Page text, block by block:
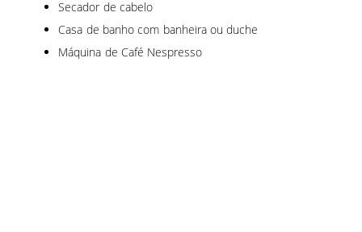
Secador de cabelo
Casa de banho com banheira ou duche
Máquina de Café Nespresso